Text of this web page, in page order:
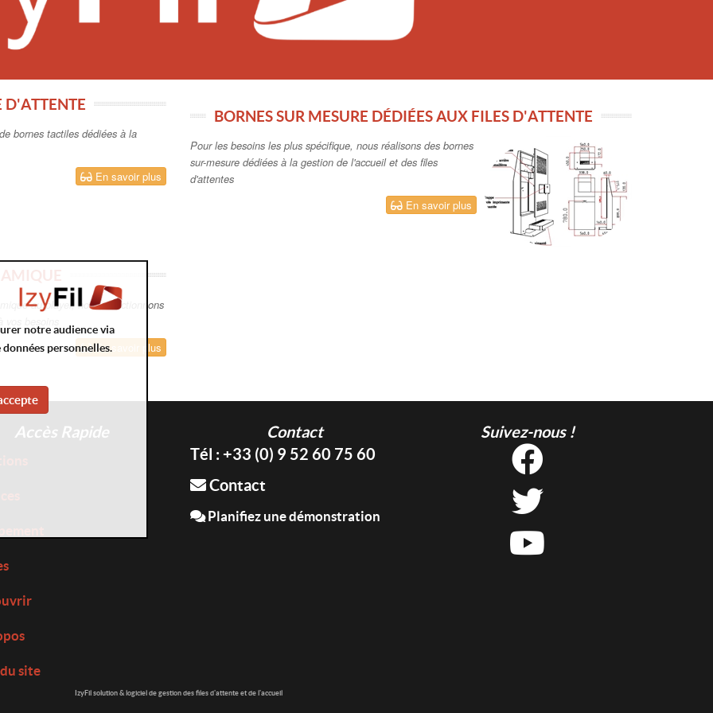
D'ATTENTE
bornes tactiles dédiées à la
En savoir plus
BORNES SUR MESURE DÉDIÉES AUX FILES D'ATTENTE
Pour les besoins les plus spécifique, nous réalisons des bornes
sur-mesure dédiées à la gestion de l'accueil et des files
d'attentes
En savoir plus
au player, nous sélectionnons
En savoir plus
Accès Rapide
site
Contact
Tél : +33 (0) 9 52 60 75 60
Contact
Planifiez une démonstration
Suivez-nous !
IzyFil solution & logiciel de gestion des files d'attente et de l'accueil
notre audience via
personnelles.